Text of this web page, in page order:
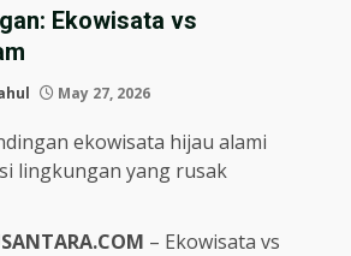
Ekowisata vs
May 27, 2026
– Ekowisata vs